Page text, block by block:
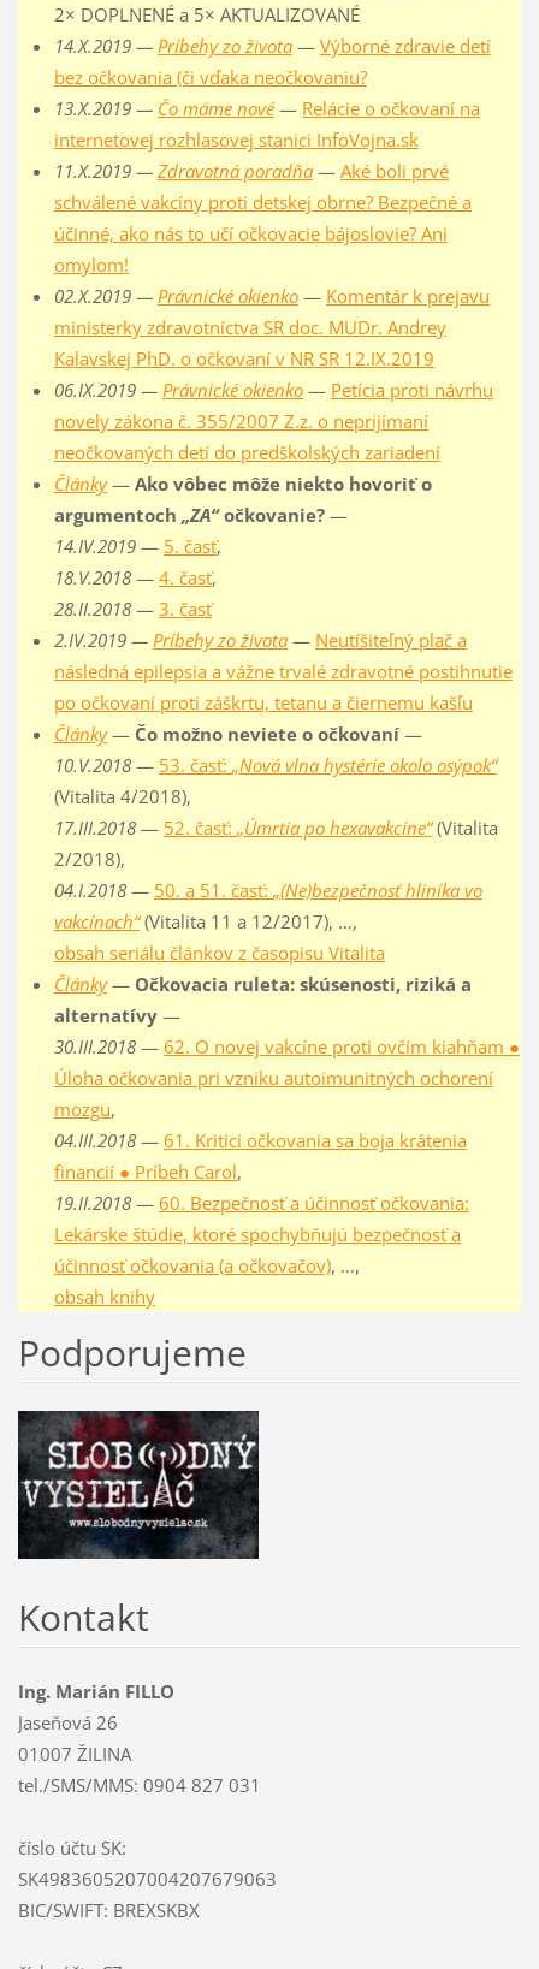
2× DOPLNENÉ a 5× AKTUALIZOVANÉ
14.X.2019 — Príbehy zo života— Výborné zdravie detí
bez očkovania (či vďaka neočkovaniu?
13.X.2019 — Čo máme nové— Relácie o očkovaní na
internetovej rozhlasovej stanici InfoVojna.sk
11.X.2019 — Zdravotná poradňa— Aké boli prvé
schválené vakcíny proti detskej obrne? Bezpečné a
účinné, ako nás to učí očkovacie bájoslovie? Ani
omylom!
02.X.2019 — Právnické okienko— Komentár k prejavu
ministerky zdravotníctva SR doc. MUDr. Andrey
Kalavskej PhD. o očkovaní v NR SR 12.IX.2019
06.IX.2019 — Právnické okienko— Petícia proti návrhu
novely zákona č. 355/2007 Z.z. o neprijímaní
neočkovaných detí do predškolských zariadení
Články— Ako vôbec môže niekto hovoriť o
argumentoch „ZA“očkovanie?—
14.IV.2019— 5. časť,
18.V.2018— 4. časť,
28.II.2018— 3. časť
2.IV.2019 — Príbehy zo života— Neutíšiteľný plač a
následná epilepsia a vážne trvalé zdravotné postihnutie
po očkovaní proti záškrtu, tetanu a čiernemu kašľu
Články— Čo možno neviete o očkovaní—
10.V.2018— 53. časť: „Nová vlna hystérie okolo osýpok“
(Vitalita 4/2018),
17.III.2018— 52. časť: „Úmrtia po hexavakcíne“(Vitalita
2/2018),
04.I.2018— 50. a 51. časť: „(Ne)bezpečnosť hliníka vo
vakcínach“(Vitalita 11 a 12/2017), …,
obsah seriálu článkov z časopisu Vitalita
Články— Očkovacia ruleta: skúsenosti, riziká a
alternatívy—
30.III.2018— 62. O novej vakcíne proti ovčím kiahňam ●
Úloha očkovania pri vzniku autoimunitných ochorení
mozgu,
04.III.2018— 61. Kritici očkovania sa boja krátenia
financií ● Príbeh Carol,
19.II.2018— 60. Bezpečnosť a účinnosť očkovania:
Lekárske štúdie, ktoré spochybňujú bezpečnosť a
účinnosť očkovania (a očkovačov), …,
obsah knihy
Podporujeme
Kontakt
Ing. Marián FILLO
Jaseňová 26
01007 ŽILINA
tel./SMS/MMS: 0904 827 031
číslo účtu SK:
SK4983605207004207679063
BIC/SWIFT: BREXSKBX